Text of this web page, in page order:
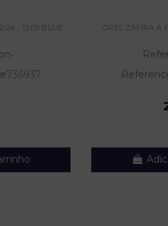
- 12.05 BLUE
-
736937
OPEL ZAFIRA A